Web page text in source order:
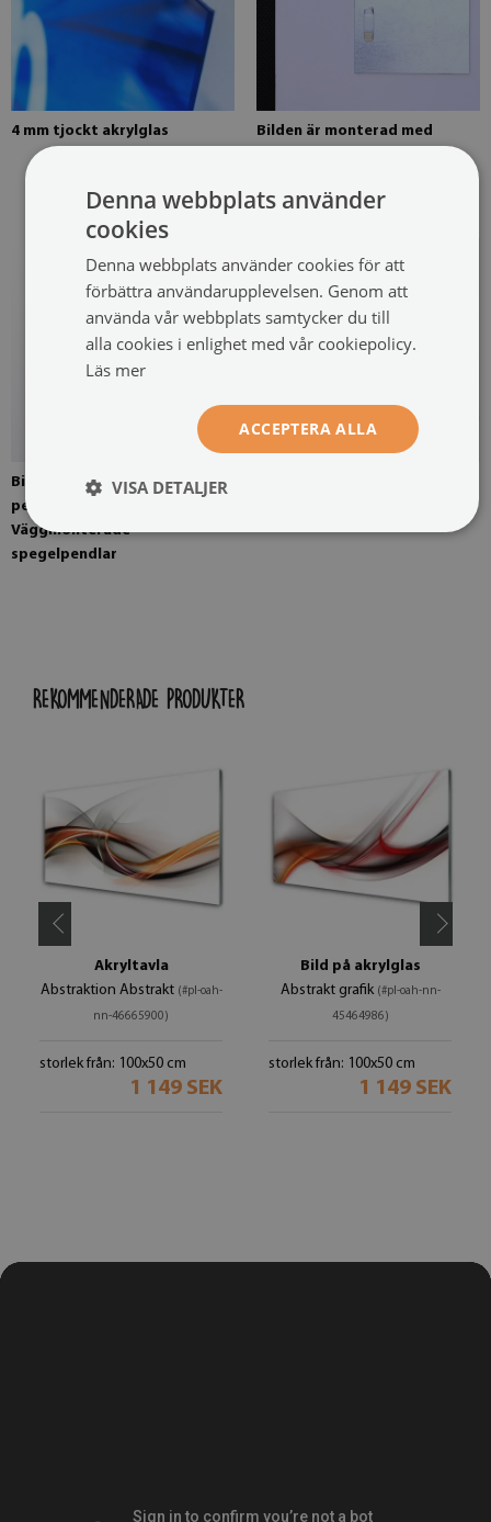
4 mm tjockt akrylglas
Bilden är monterad med
ställen på bilden
Bild monterad med fyra
pendlar som tillval.
Väggmonterade
spegelpendlar
REKOMMENDERADE PRODUKTER
Akryltavla
Abstraktion Abstrakt (#pl-oah-
nn-46665900)
storlek från: 100x50 cm
1 149 SEK
Bild på akrylglas
Abstrakt grafik (#pl-oah-nn-
45464986)
storlek från: 100x50 cm
1 149 SEK
Denna webbplats använder
cookies
Denna webbplats använder cookies för att
förbättra användarupplevelsen. Genom att
använda vår webbplats samtycker du till
alla cookies i enlighet med vår cookiepolicy.
Läs mer
ACCEPTERA ALLA
VISA DETALJER